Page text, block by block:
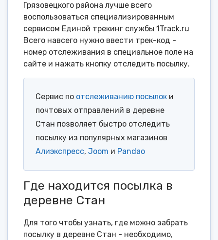
Грязовецкого района лучше всего
воспользоваться специализированным
сервисом Единой трекинг службы 1Track.ru
Всего навсего нужно ввести трек-код -
номер отслеживания в специальное поле на
сайте и нажать кнопку отследить посылку.
Сервис по отслеживанию посылок и
почтовых отправлений в деревне
Стан позволяет быстро отследить
посылку из популярных магазинов
Алиэкспресс, Joom и Pandao
Где находится посылка в
деревне Стан
Для того чтобы узнать, где можно забрать
посылку в деревне Стан - необходимо,